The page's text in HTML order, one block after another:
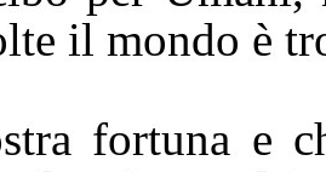
il mondo è
fortuna e